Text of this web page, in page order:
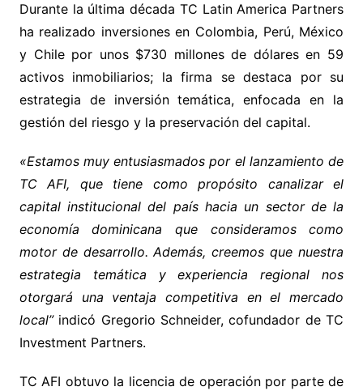
Durante la última década TC Latin America Partners
ha realizado inversiones en Colombia, Perú, México
y Chile por unos $730 millones de dólares en 59
activos inmobiliarios; la firma se destaca por su
estrategia de inversión temática, enfocada en la
gestión del riesgo y la preservación del capital.
«Estamos muy entusiasmados por el lanzamiento de
TC AFI, que tiene como propósito canalizar el
capital institucional del país hacia un sector de la
economía dominicana que consideramos como
motor de desarrollo. Además, creemos que nuestra
estrategia temática y experiencia regional nos
otorgará una ventaja competitiva en el mercado
local”indicó Gregorio Schneider, cofundador de TC
Investment Partners.
TC AFI obtuvo la licencia de operación por parte de